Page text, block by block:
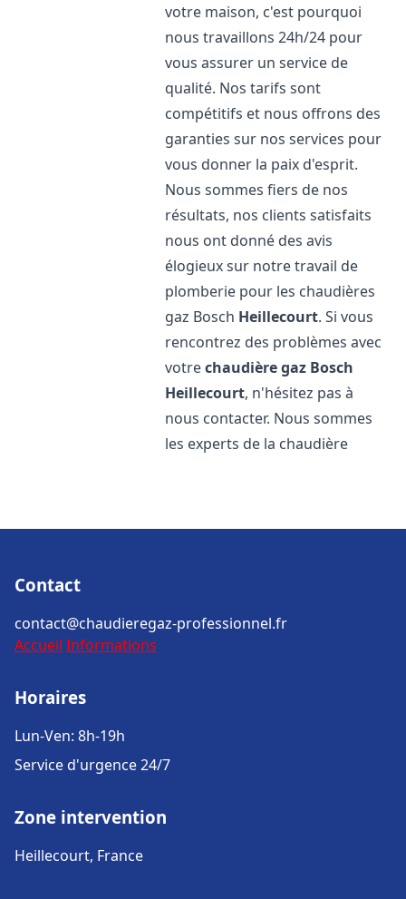
votre maison, c'est pourquoi
nous travaillons 24h/24 pour
vous assurer un service de
qualité. Nos tarifs sont
compétitifs et nous offrons des
garanties sur nos services pour
vous donner la paix d'esprit.
Nous sommes fiers de nos
résultats, nos clients satisfaits
nous ont donné des avis
élogieux sur notre travail de
plomberie pour les chaudières
gaz Bosch Heillecourt. Si vous
rencontrez des problèmes avec
votrechaudière gaz Bosch
Heillecourt, n'hésitez pas à
nous contacter. Nous sommes
les experts de la chaudière
Contact
contact@chaudieregaz-professionnel.fr
Accueil Informations
Horaires
Lun-Ven: 8h-19h
Service d'urgence 24/7
Zone intervention
Heillecourt, France